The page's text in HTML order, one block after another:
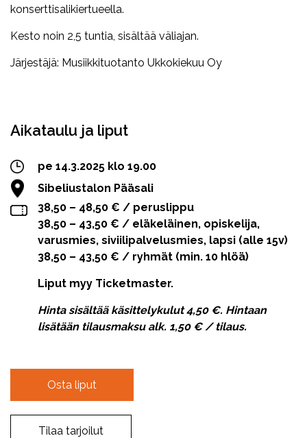
konserttisalikiertueella.
Kesto noin 2,5 tuntia, sisältää väliajan.
Järjestäjä: Musiikkituotanto Ukkokiekuu Oy
Aikataulu ja liput
pe 14.3.2025 klo 19.00
Sibeliustalon Pääsali
38,50 – 48,50 € / peruslippu
38,50 – 43,50 € / eläkeläinen, opiskelija,
varusmies, siviilipalvelusmies, lapsi (alle 15v)
38,50 – 43,50 € / ryhmät (min. 10 hlöä)
Liput myy Ticketmaster.
Hinta sisältää käsittelykulut 4,50 €. Hintaan
lisätään tilausmaksu alk. 1,50 € / tilaus.
Osta liput
Tilaa tarjoilut